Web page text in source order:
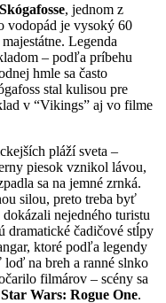
Skógafosse, jednom z
vodopád je vysoký 60
Legenda
– podľa príbehu
hmle sa často
stal kulisou pre
v “Vikings” aj vo filme
pláží sveta –
piesok vznikol lávou,
sa na jemné zrnká.
silou, preto treba byť
nejedného turistu
dramatické čadičové stĺpy
ktoré podľa legendy
na breh a ranné slnko
filmárov – scény sa
Star Wars: Rogue One.